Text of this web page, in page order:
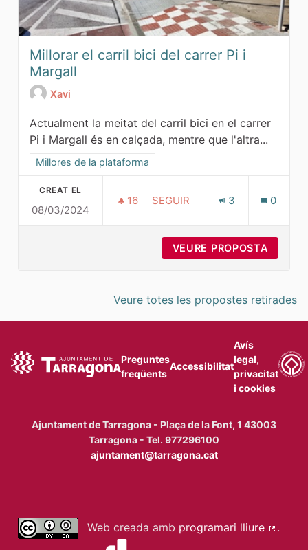
Millorar el carril bici del carrer Pi i
Margall
Xavi
Actualment la meitat del carril bici en el carrer
Pi i Margall és en calçada, mentre que l'altra...
Resultats al filtrar per l'àmbit: Millores de la plataforma
Millores de la plataforma
CREAT EL
08/03/2024
16 16 SEGUIDORES
SEGUIR 3 0
VEURE PROPOSTA
Veure totes les propostes retirades
Preguntes
freqüents
Accessibilitat
Avís
legal,
privacitat
i cookies
Ajuntament de Tarragona - Plaça de la Font, 1 43003
Tarragona - Tel. 977296100
ajuntament@tarragona.cat
Web creada amb programari lliure
.